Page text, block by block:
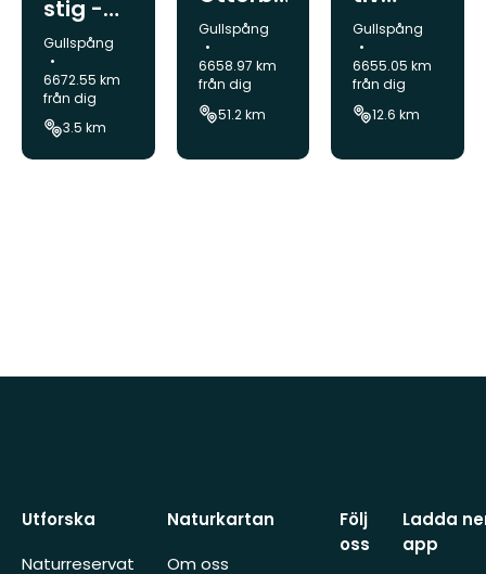
stig -
Hova
Kommun:
Gullspång
6672.55 km
från dig
3.5 km
äcken -
Mariest
ad,
Vänerle
Kommun:
Gullspång
6658.97 km
från dig
51.2 km
sträcka
Gullspå
ng,
Vänerle
Kommun:
Gullspång
6655.05 km
från dig
12.6 km
Utforska
Naturreservat
Naturkartan
Om oss
Följ
oss
Ladda
app